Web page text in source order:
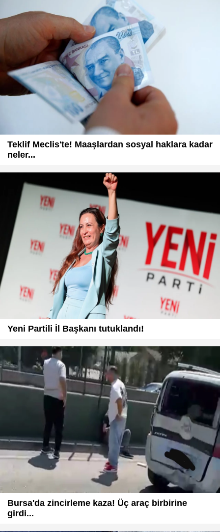
Teklif Meclis'te! Maaşlardan sosyal haklara kadar
neler...
Yeni Partili İl Başkanı tutuklandı!
Bursa'da zincirleme kaza! Üç araç birbirine
girdi...